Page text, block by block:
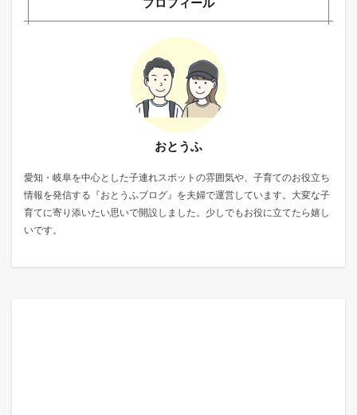
プロフィール
おとうふ
愛知・岐阜を中心とした子連れスポットの雰囲気や、子育てのお役立ち
情報を発信する『おとうふブログ』を夫婦で運営しています。大変な子
育てに寄り添いたい思いで開設しました。少しでもお役に立てたら嬉し
いです。